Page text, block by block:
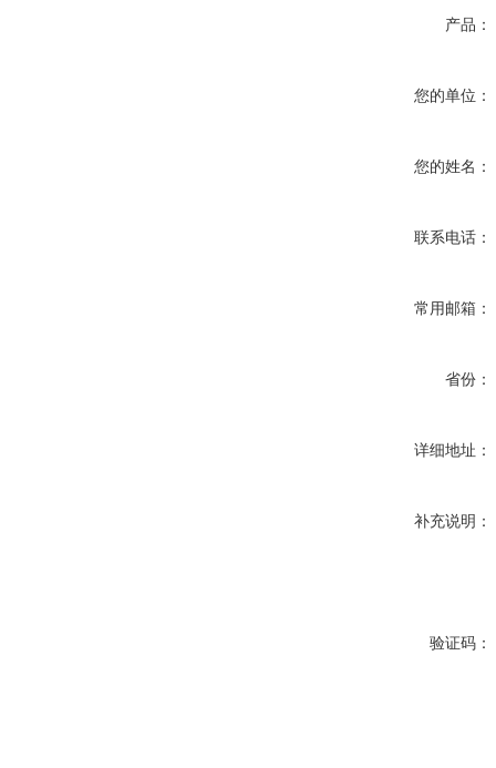
产品：
您的单位：
您的姓名：
联系电话：
常用邮箱：
省份：
详细地址：
补充说明：
验证码：